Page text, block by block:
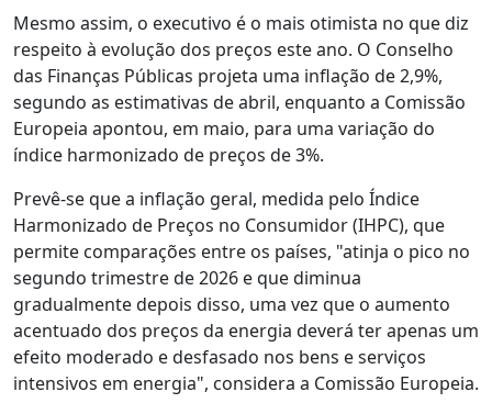
Mesmo assim, o executivo é o mais otimista no que diz
respeito à evolução dos preços este ano. O Conselho
das Finanças Públicas projeta uma inflação de 2,9%,
segundo as estimativas de abril, enquanto a Comissão
Europeia apontou, em maio, para uma variação do
índice harmonizado de preços de 3%.
Prevê-se que a inflação geral, medida pelo Índice
Harmonizado de Preços no Consumidor (IHPC), que
permite comparações entre os países, "atinja o pico no
segundo trimestre de 2026 e que diminua
gradualmente depois disso, uma vez que o aumento
acentuado dos preços da energia deverá ter apenas um
efeito moderado e desfasado nos bens e serviços
intensivos em energia", considera a Comissão Europeia.